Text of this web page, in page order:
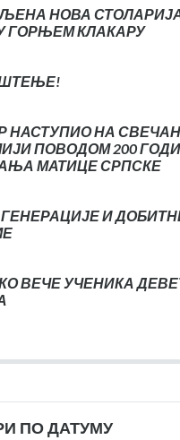
НОВА
ГОРЊЕМ КЛАКАРУ
НАСТУПИО НА
ПОВОДОМ 200
МАТИЦЕ СРПСКЕ
И
ВЕЧЕ УЧЕНИКА
ПО ДАТУМУ